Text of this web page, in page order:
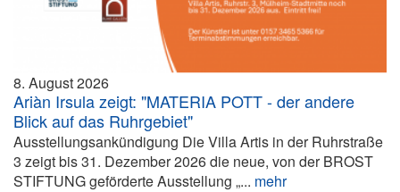
8. August 2026
Ariàn Irsula zeigt: "MATERIA POTT - der andere
Blick auf das Ruhrgebiet"
Ausstellungsankündigung Die Villa Artis in der Ruhrstraße
3 zeigt bis 31. Dezember 2026 die neue, von der BROST
STIFTUNG geförderte Ausstellung „... mehr